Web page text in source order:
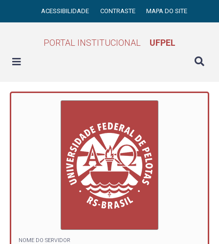
ACESSIBILIDADE CONTRASTE MAPA DO SITE
PORTAL INSTITUCIONAL UFPEL
NOME DO SERVIDOR